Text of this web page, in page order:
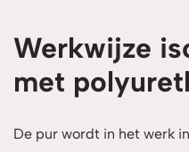
Werkwijze
met
De pur wordt in het werk